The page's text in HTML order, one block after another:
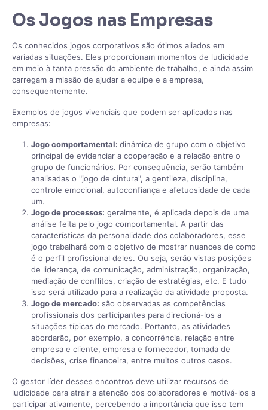
Os Jogos nas Empresas
Os conhecidos jogos corporativos são ótimos aliados em
variadas situações. Eles proporcionam momentos de ludicidade
em meio à tanta pressão do ambiente de trabalho, e ainda assim
carregam a missão de ajudar a equipe e a empresa,
consequentemente.
Exemplos de jogos vivenciais que podem ser aplicados nas
empresas:
Jogo comportamental: dinâmica de grupo com o objetivo
principal de evidenciar a cooperação e a relação entre o
grupo de funcionários. Por consequência, serão também
analisadas o "jogo de cintura", a gentileza, disciplina,
controle emocional, autoconfiança e afetuosidade de cada
um.
Jogo de processos: geralmente, é aplicada depois de uma
análise feita pelo jogo comportamental. A partir das
características da personalidade dos colaboradores, esse
jogo trabalhará com o objetivo de mostrar nuances de como
é o perfil profissional deles. Ou seja, serão vistas posições
de liderança, de comunicação, administração, organização,
mediação de conflitos, criação de estratégias, etc. E tudo
isso será utilizado para a realização da atividade proposta.
Jogo de mercado: são observadas as competências
profissionais dos participantes para direcioná-los a
situações típicas do mercado. Portanto, as atividades
abordarão, por exemplo, a concorrência, relação entre
empresa e cliente, empresa e fornecedor, tomada de
decisões, crise financeira, entre muitos outros casos.
O gestor líder desses encontros deve utilizar recursos de
ludicidade para atrair a atenção dos colaboradores e motivá-los a
participar ativamente, percebendo a importância que isso tem